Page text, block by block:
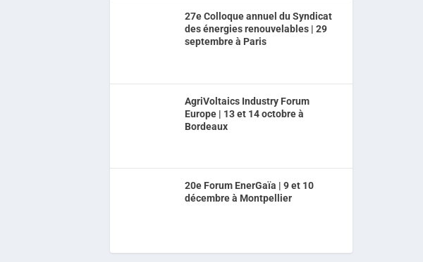
27e Colloque annuel du Syndicat
des énergies renouvelables | 29
septembre à Paris
AgriVoltaics Industry Forum
Europe | 13 et 14 octobre à
Bordeaux
20e Forum EnerGaïa | 9 et 10
décembre à Montpellier